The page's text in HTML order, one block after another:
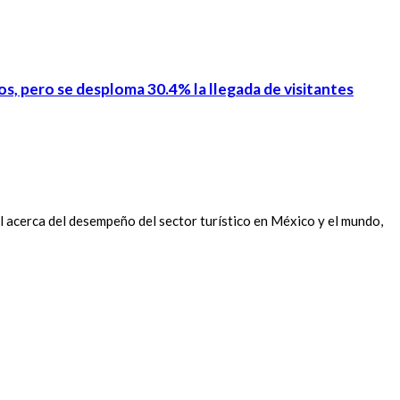
pero se desploma 30.4% la llegada de visitantes
del desempeño del sector turístico en México y el mundo,